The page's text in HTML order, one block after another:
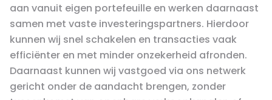
aan vanuit eigen portefeuille en werken daarnaast
samen met vaste investeringspartners. Hierdoor
kunnen wij snel schakelen en transacties vaak
efficiënter en met minder onzekerheid afronden.
Daarnaast kunnen wij vastgoed via ons netwerk
gericht onder de aandacht brengen, zonder